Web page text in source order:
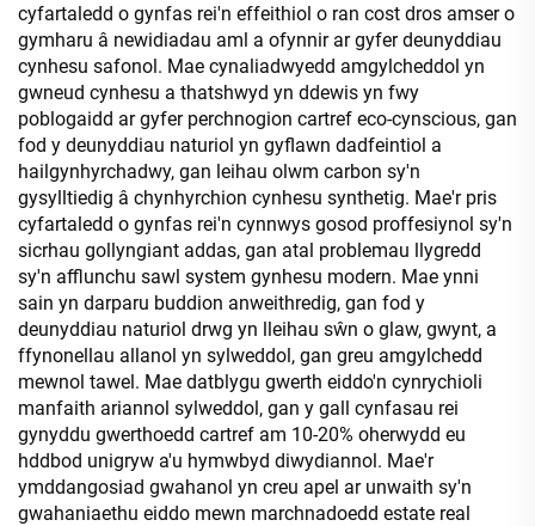
cyfartaledd o gynfas rei'n effeithiol o ran cost dros amser o
gymharu â newidiadau aml a ofynnir ar gyfer deunyddiau
cynhesu safonol. Mae cynaliadwyedd amgylcheddol yn
gwneud cynhesu a thatshwyd yn ddewis yn fwy
poblogaidd ar gyfer perchnogion cartref eco-cynscious, gan
fod y deunyddiau naturiol yn gyflawn dadfeintiol a
hailgynhyrchadwy, gan leihau olwm carbon sy'n
gysylltiedig â chynhyrchion cynhesu synthetig. Mae'r pris
cyfartaledd o gynfas rei'n cynnwys gosod proffesiynol sy'n
sicrhau gollyngiant addas, gan atal problemau llygredd
sy'n afflunchu sawl system gynhesu modern. Mae ynni
sain yn darparu buddion anweithredig, gan fod y
deunyddiau naturiol drwg yn lleihau sŵn o glaw, gwynt, a
ffynonellau allanol yn sylweddol, gan greu amgylchedd
mewnol tawel. Mae datblygu gwerth eiddo'n cynrychioli
manfaith ariannol sylweddol, gan y gall cynfasau rei
gynyddu gwerthoedd cartref am 10-20% oherwydd eu
hddbod unigryw a'u hymwbyd diwydiannol. Mae'r
ymddangosiad gwahanol yn creu apel ar unwaith sy'n
gwahaniaethu eiddo mewn marchnadoedd estate real